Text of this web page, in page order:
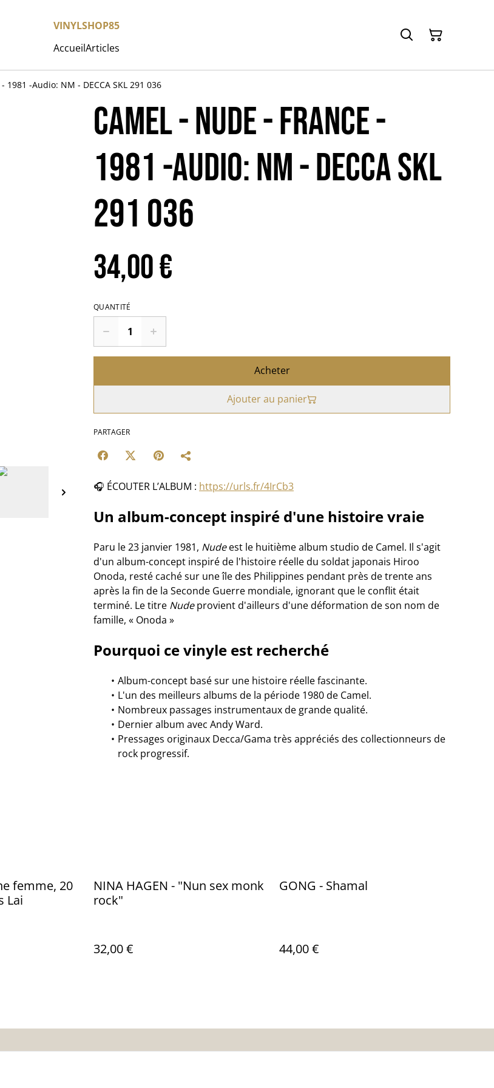
VINYLSHOP85
AccueilArticles
1981 -Audio: NM - DECCA SKL 291 036
CAMEL - Nude - France -
1981 -Audio: NM - DECCA SKL
291 036
34,00 €
QUANTITÉ
Acheter
Ajouter au panier
PARTAGER
🎧 ÉCOUTER L’ALBUM : https://urls.fr/4IrCb3
Un album-concept inspiré d'une histoire vraie
Paru le 23 janvier 1981, Nudeest le huitième album studio de Camel. Il s'agit
d'un album-concept inspiré de l'histoire réelle du soldat japonais Hiroo
Onoda, resté caché sur une île des Philippines pendant près de trente ans
après la fin de la Seconde Guerre mondiale, ignorant que le conflit était
terminé. Le titre Nudeprovient d'ailleurs d'une déformation de son nom de
famille, « Onoda »
Pourquoi ce vinyle est recherché
Album-concept basé sur une histoire réelle fascinante.
L'un des meilleurs albums de la période 1980 de Camel.
Nombreux passages instrumentaux de grande qualité.
Dernier album avec Andy Ward.
Pressages originaux Decca/Gama très appréciés des collectionneurs de
rock progressif.
femme, 20
Lai
NINA HAGEN - "Nun sex monk
rock"
32,00 €
GONG - Shamal
44,00 €